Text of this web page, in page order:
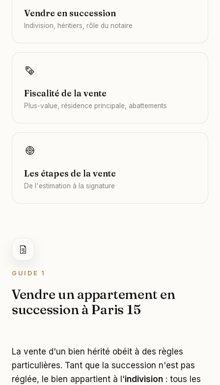
Vendre en succession
Indivision, héritiers, rôle du notaire
Fiscalité de la vente
Plus-value, résidence principale, abattements
Les étapes de la vente
De l'estimation à la signature
GUIDE 1
Vendre un appartement en
succession à Paris 15
La vente d'un bien hérité obéit à des règles
particulières. Tant que la succession n'est pas
réglée, le bien appartient à l'indivision : tous les